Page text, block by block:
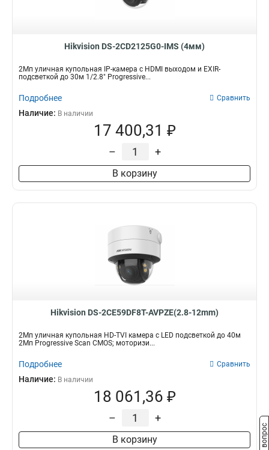
Hikvision DS-2CD2125G0-IMS (4мм)
2Мп уличная купольная IP-камера с HDMI выходом и EXIR-
подсветкой до 30м 1/2.8" Progressive...
Подробнее Сравнить
Наличие: В наличии
17 400,31 ₽
– +
В корзину
Hikvision DS-2CE59DF8T-AVPZE(2.8-12mm)
2Мп уличная купольная HD-TVI камера с LED подсветкой до 40м
2Мп Progressive Scan CMOS; моторизи...
Подробнее Сравнить
Наличие: В наличии
18 061,36 ₽
– +
В корзину